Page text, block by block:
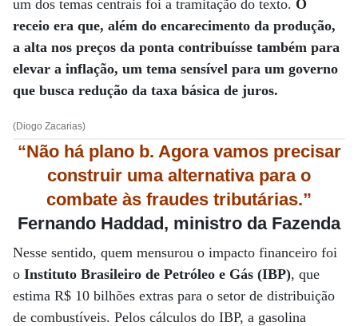
um dos temas centrais foi a tramitação do texto. O
receio era que, além do encarecimento da produção,
a alta nos preços da ponta contribuísse também para
elevar a inflação, um tema sensível para um governo
que busca redução da taxa básica de juros.
(Diogo Zacarias)
“Não há plano b. Agora vamos precisar
construir uma alternativa para o
combate às fraudes tributárias.”
Fernando Haddad, ministro da Fazenda
Nesse sentido, quem mensurou o impacto financeiro foi
o Instituto Brasileiro de Petróleo e Gás (IBP), que
estima R$ 10 bilhões extras para o setor de distribuição
de combustíveis. Pelos cálculos do IBP, a gasolina